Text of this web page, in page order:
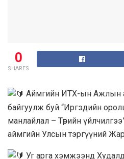
0
SHARES
Аймгийн ИТХ-ын Ажлын
байгуулж буй “Иргэдийн
манлайлал – Төрийн үйлчилгээ”
аймгийн Улсын тэргүүний
Уг арга хэмжээнд